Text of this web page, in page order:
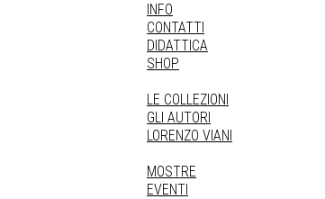
INFO
CONTATTI
DIDATTICA
SHOP
LE COLLEZIONI
GLI AUTORI
LORENZO VIANI
MOSTRE
EVENTI